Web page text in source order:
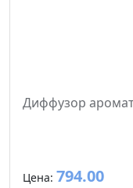
Диффузор
Цена: 794.00